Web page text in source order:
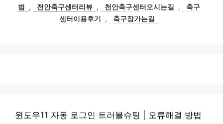
법
, 천안축구센터리뷰 , 천안축구센터오시는길 ,
축구
센터이용후기
, 축구장가는길
윈도우11 자동 로그인 트러블슈팅 | 오류해결 방법